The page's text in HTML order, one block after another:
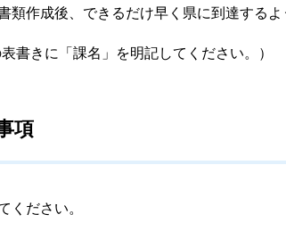
作成後、できるだけ早く県に到達するよ
書きに「課名」を明記してください。）
項
ださい。